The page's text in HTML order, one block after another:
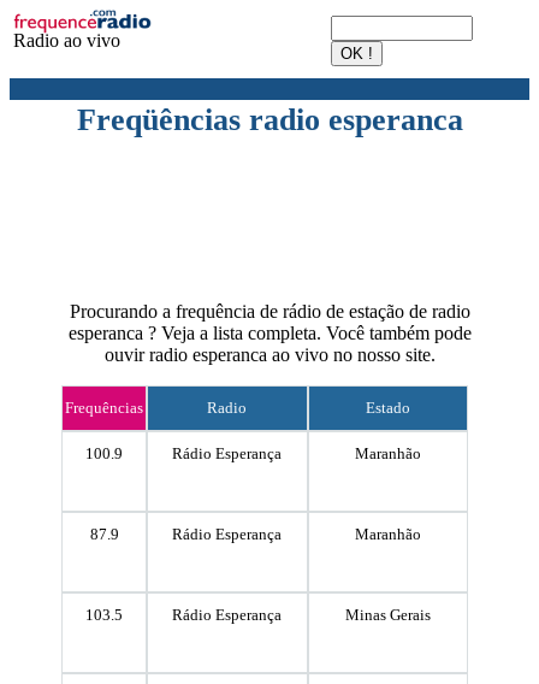
Radio ao vivo
Freqüências radio esperanca
Procurando a frequência de rádio de estação de radio
esperanca ? Veja a lista completa. Você também pode
ouvir radio esperanca ao vivo no nosso site.
Frequências Radio Estado
100.9 Rádio Esperança Maranhão
87.9 Rádio Esperança Maranhão
103.5 Rádio Esperança Minas Gerais